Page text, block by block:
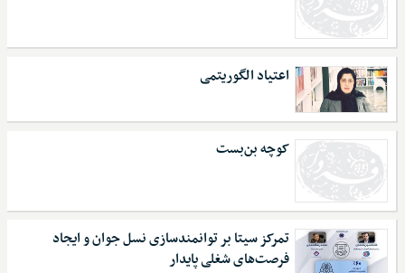
اعتیاد الگوریتمی
کوچه بن‌بست
تمرکز سیتا بر توانمندسازی نسل جوان و ایجاد
فرصت‌های شغلی پایدار